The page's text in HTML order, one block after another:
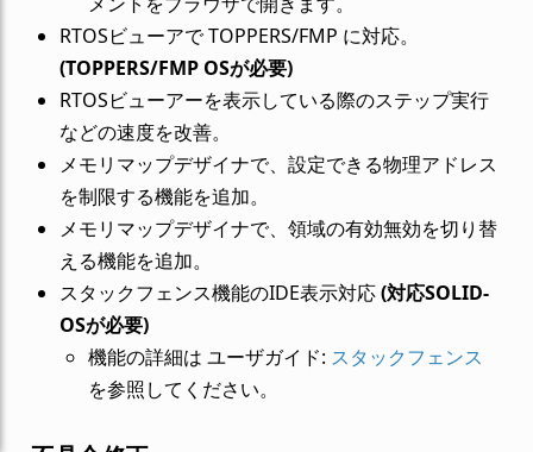
RTOSビューアで TOPPERS/FMP に対応。
(TOPPERS/FMP OSが必要)
RTOSビューアーを表示している際のステップ実行
などの速度を改善。
メモリマップデザイナで、設定できる物理アドレス
を制限する機能を追加。
メモリマップデザイナで、領域の有効無効を切り替
える機能を追加。
スタックフェンス機能のIDE表示対応(対応SOLID-
OSが必要)
機能の詳細は ユーザガイド: スタックフェンス
を参照してください。